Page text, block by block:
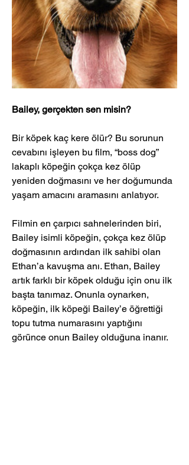
Bailey, gerçekten sen misin?
Bir köpek kaç kere ölür? Bu sorunun
cevabını işleyen bu film, “boss dog”
lakaplı köpeğin çokça kez ölüp
yeniden doğmasını ve her doğumunda
yaşam amacını aramasını anlatıyor.
Filmin en çarpıcı sahnelerinden biri,
Bailey isimli köpeğin, çokça kez ölüp
doğmasının ardından ilk sahibi olan
Ethan’a kavuşma anı. Ethan, Bailey
artık farklı bir köpek olduğu için onu ilk
başta tanımaz. Onunla oynarken,
köpeğin, ilk köpeği Bailey’e öğrettiği
topu tutma numarasını yaptığını
görünce onun Bailey olduğuna inanır.